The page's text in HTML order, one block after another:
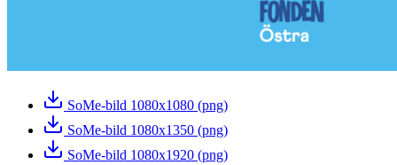
SoMe-bild 1080x1080 (png)
SoMe-bild 1080x1350 (png)
SoMe-bild 1080x1920 (png)